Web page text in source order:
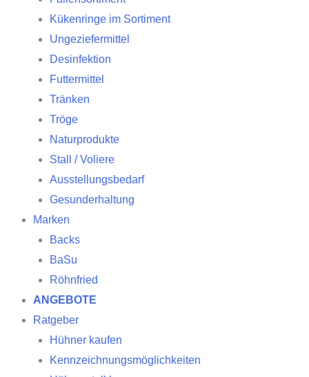
Kükenringe im Sortiment
Ungeziefermittel
Desinfektion
Futtermittel
Tränken
Tröge
Naturprodukte
Stall / Voliere
Ausstellungsbedarf
Gesunderhaltung
Marken
Backs
BaSu
Röhnfried
ANGEBOTE
Ratgeber
Hühner kaufen
Kennzeichnungsmöglichkeiten